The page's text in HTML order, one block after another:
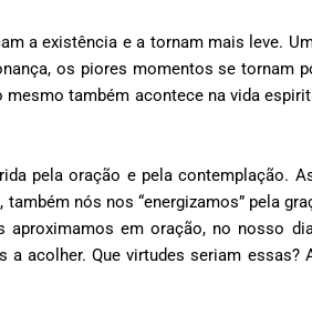
a existência e a tornam mais leve.
os piores momentos se tornam
também acontece na vida
pela oração e pela contemplação.
nós nos “energizamos” pela
em oração, no nosso
acolher. Que virtudes seriam essas?